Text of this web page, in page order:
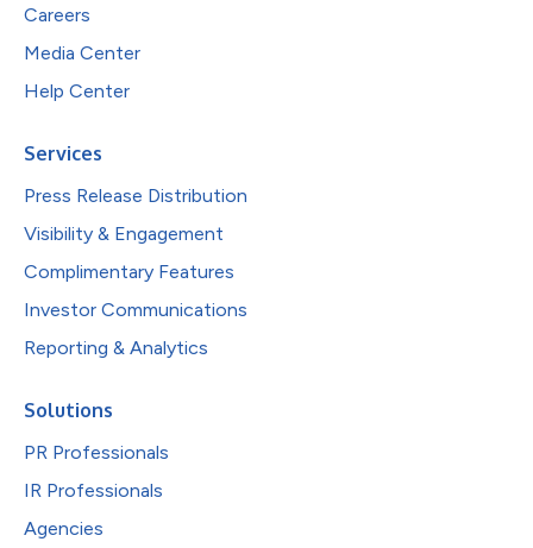
Careers
Media Center
Help Center
Services
Press Release Distribution
Visibility & Engagement
Complimentary Features
Investor Communications
Reporting & Analytics
Solutions
PR Professionals
IR Professionals
Agencies